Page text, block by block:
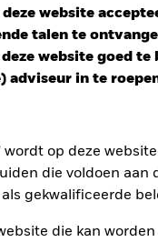
deze website
talen te
website goed
adviseur in te
wordt op deze
die voldoen aan
gekwalificeerde
die kan
Posities